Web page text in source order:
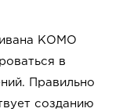
КОМО
в
Правильно
созданию